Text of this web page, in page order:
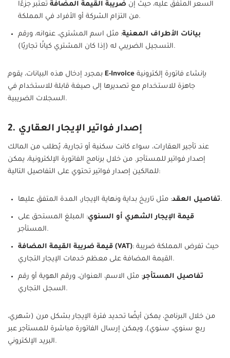
السعر المتفق عليه، حيث إن ضريبة القيمة المضافة تُعتبر جزءًا
من التزام الشركة أو الأفراد في المملكة.
بيانات الأطراف المعنية: مثل اسم المشتري، عنوانه، ورقم
التسجيل الضريبي له (إذا كان المشتري كيانًا تجاريًا).
E-Invoice
جاهزة للاستخدام مع تصديرها إلى صيغة قابلة للاستخدام في
السجلات الضريبية.
2. إصدار فواتير الإيجار العقاري
عند تأجير العقارات، سواء كانت سكنية أو تجارية، يُطلب من المالك
إصدار فواتير للمستأجر. من خلال برنامج الفاتورة الإلكترونية، يمكن
للمالكين إصدار فواتير تحتوي على التفاصيل التالية:
تفاصيل العقد: مثل تاريخ بداية ونهاية الإيجار، المدة المتفق عليها.
قيمة الإيجار الشهري أو السنوي: المبلغ المستحق على
المستأجر.
قيمة ضريبة القيمة المضافة (VAT): حيث تفرض المملكة ضريبة
القيمة المضافة على معظم خدمات الإيجار التجاري.
تفاصيل المستأجر: مثل الاسم، العنوان، ورقم الهوية أو رقم
السجل التجاري.
من خلال البرنامج، يمكن أيضًا تحديد فترة الإيجار بشكل مرن (شهري،
ربع سنوي، سنوي)، ويمكن إرسال الفاتورة مباشرة للمستأجر عبر
البريد الإلكتروني.